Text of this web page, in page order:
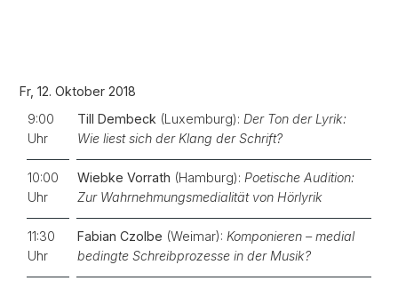
Fr, 12. Oktober 2018
9:00
Uhr
Till Dembeck (Luxemburg): Der Ton der Lyrik:
Wie liest sich der Klang der Schrift?
10:00
Uhr
Wiebke Vorrath (Hamburg): Poetische Audition:
Zur Wahrnehmungsmedialität von Hörlyrik
11:30
Uhr
Fabian Czolbe (Weimar): Komponieren – medial
bedingte Schreibprozesse in der Musik?